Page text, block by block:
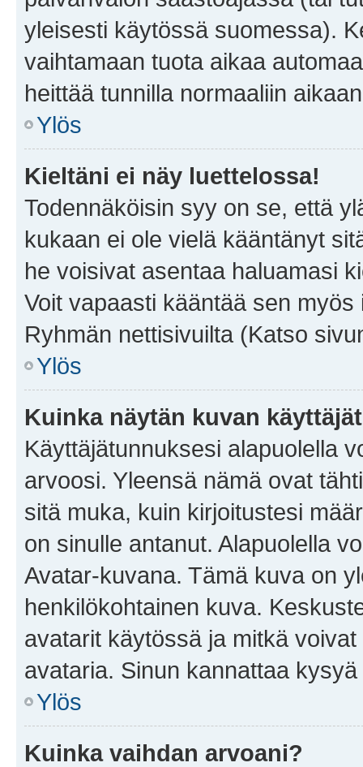
yleisesti käytössä suomessa).
vaihtamaan tuota aikaa
heittää tunnilla normaaliin
Ylös
Kieltäni ei näy luettelossa!
Todennäköisin syy on se, että
kukaan ei ole vielä kääntänyt
he voisivat asentaa haluamasi
Voit vapaasti kääntää sen
Ryhmän nettisivuilta (Katso
Ylös
Kuinka näytän kuvan
Käyttäjätunnuksesi alapuolella
arvoosi. Yleensä nämä ovat
sitä muka, kuin kirjoitustesi
on sinulle antanut. Alapuolella
Avatar-kuvana. Tämä kuva on
henkilökohtainen kuva.
avatarit käytössä ja mitkä
avataria. Sinun kannattaa
Ylös
Kuinka vaihdan arvoani?